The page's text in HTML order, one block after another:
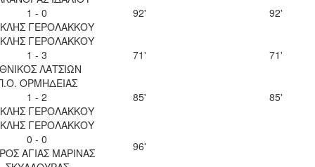
1 - 0
ΓΕΡΟΛΑΚΚΟΥ
92'
92'
ΓΕΡΟΛΑΚΚΟΥ
1 - 3
ΛΑΤΣΙΩΝ
71'
71'
ΟΡΜΗΔΕΙΑΣ
1 - 2
ΓΕΡΟΛΑΚΚΟΥ
85'
85'
ΓΕΡΟΛΑΚΚΟΥ
0 - 0
ΑΓΙΑΣ ΜΑΡΙΝΑΣ
96'